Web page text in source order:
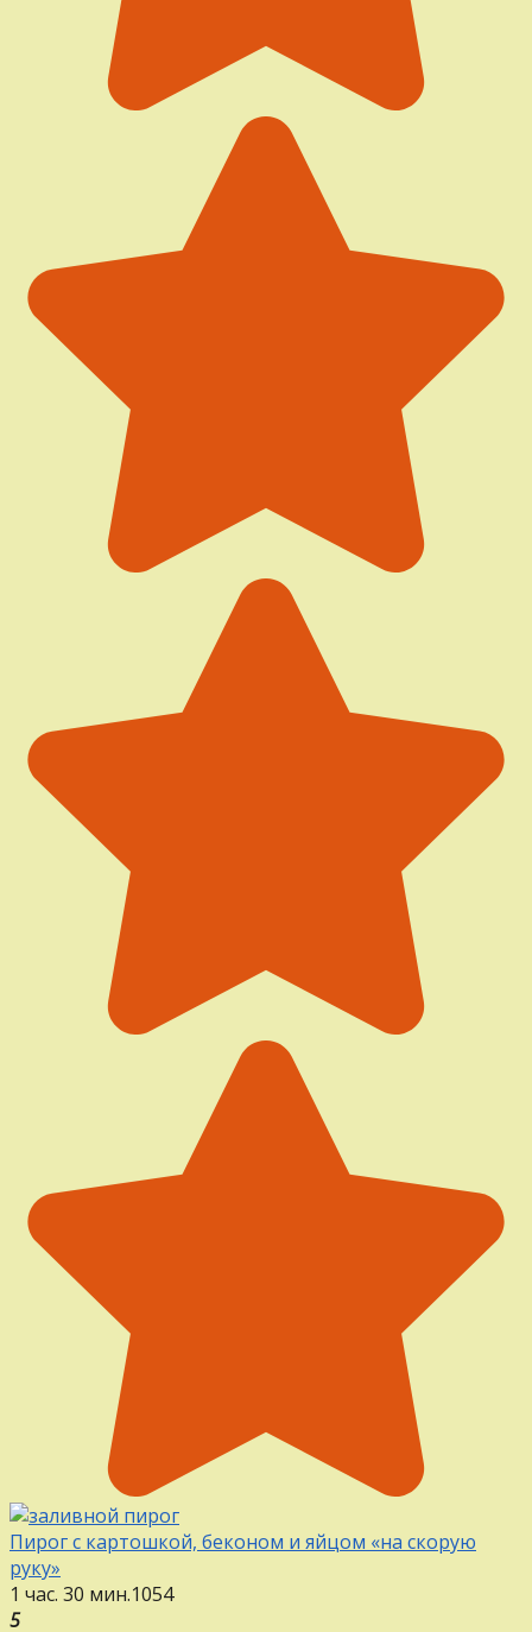
Пирог с картошкой, беконом и яйцом «на скорую
руку»
1 час. 30 мин.1054
5